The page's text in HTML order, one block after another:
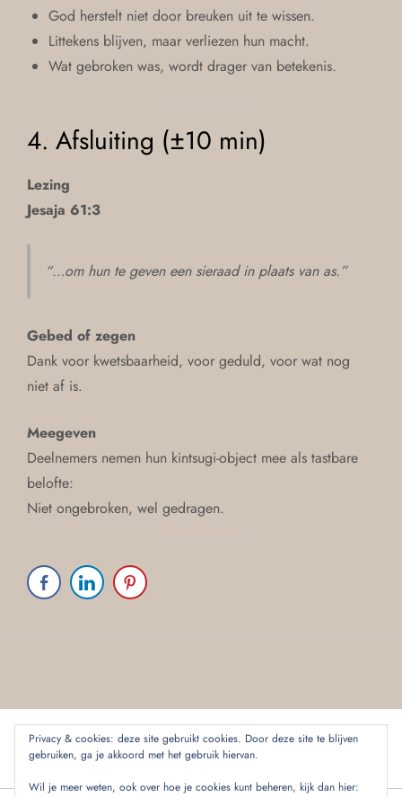
God herstelt niet door breuken uit te wissen.
Littekens blijven, maar verliezen hun macht.
Wat gebroken was, wordt drager van betekenis.
4. Afsluiting (±10 min)
Lezing
Jesaja 61:3
“…om hun te geven een sieraad in plaats van as.”
Gebed of zegen
Dank voor kwetsbaarheid, voor geduld, voor wat nog
niet af is.
Meegeven
Deelnemers nemen hun kintsugi-object mee als tastbare
belofte:
Niet ongebroken, wel gedragen.
instagram
Privacy & cookies: deze site gebruikt cookies. Door deze site te blijven
gebruiken, ga je akkoord met het gebruik hiervan.
Wil je meer weten, ook over hoe je cookies kunt beheren, kijk dan hier: